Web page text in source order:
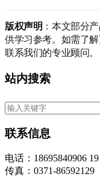
版权声明 ：本文部分
供学习参考。如需了
联系我们的专业顾问。
站内搜索
联系信息
电话：18695840906
传真：0371-86592129